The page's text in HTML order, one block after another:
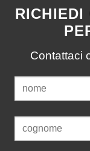
RICHIEDI
Contattaci